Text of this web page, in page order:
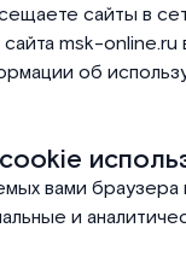
сайты в
msk-online.ru
об
вами
и